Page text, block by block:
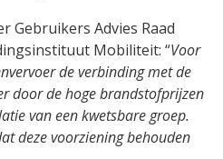
Gebruikers Advies Raad
Mobiliteit: “Voor
de verbinding met de
door de hoge brandstofprijzen
van een kwetsbare groep.
deze voorziening behouden